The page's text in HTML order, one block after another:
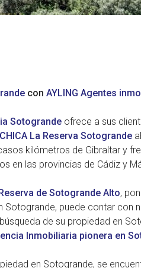
con AYLING Agentes
Sotogrande ofrece a sus
La Reserva Sotogrande
kilómetros de Gibraltar y
en las provincias de Cádiz y
de Sotogrande Alto,
Sotogrande, puede contar con
de su propiedad en
Inmobiliaria pionera en
en Sotogrande, se